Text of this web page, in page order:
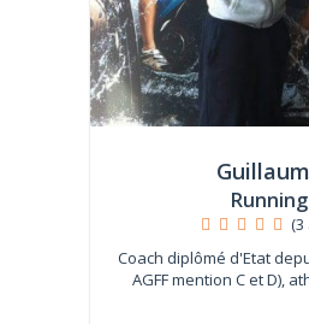
Running
(3
Coach diplômé d'Etat
AGFF mention C et D),